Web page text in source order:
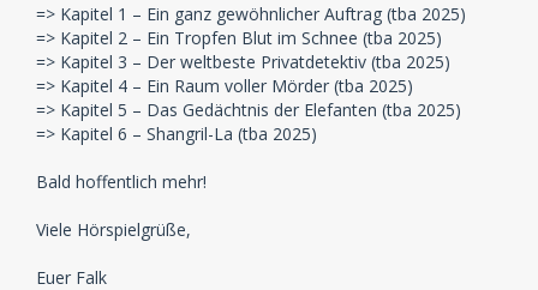
=> Kapitel 1 – Ein ganz gewöhnlicher Auftrag (tba 2025)
=> Kapitel 2 – Ein Tropfen Blut im Schnee (tba 2025)
=> Kapitel 3 – Der weltbeste Privatdetektiv (tba 2025)
=> Kapitel 4 – Ein Raum voller Mörder (tba 2025)
=> Kapitel 5 – Das Gedächtnis der Elefanten (tba 2025)
=> Kapitel 6 – Shangril-La (tba 2025)
Bald hoffentlich mehr!
Viele Hörspielgrüße,
Euer Falk